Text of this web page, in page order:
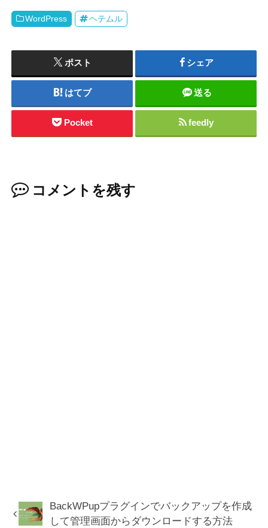
WordPress ヘテムル
ポスト シェア
はてブ 送る
Pocket feedly
コメントを残す
BackWPupプラグインでバックアップを作成
して管理画面からダウンロードする方法